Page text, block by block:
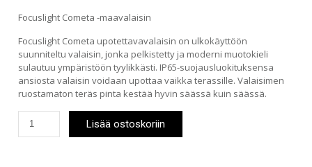
Focuslight Cometa -maavalaisin
Focuslight Cometa upotettavavalaisin on ulkokäyttöön
suunniteltu valaisin, jonka pelkistetty ja moderni muotokieli
sulautuu ympäristöön tyylikkästi. IP65-suojausluokituksensa
ansiosta valaisin voidaan upottaa vaikka terassille. Valaisimen
ruostamaton teräs pinta kestää hyvin säässä kuin säässä.
Cometa
Lisää ostoskoriin